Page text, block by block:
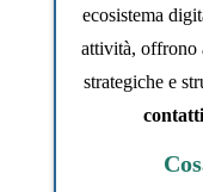
ecosistema
attività, offrono
strategiche e